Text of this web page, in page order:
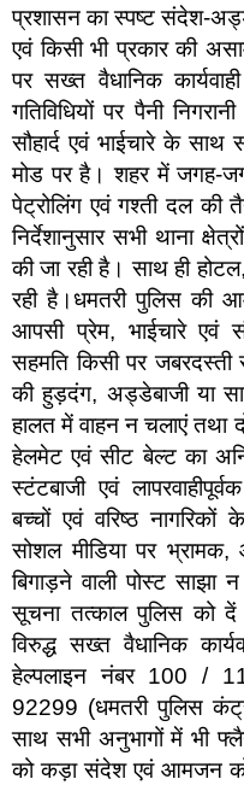
प्रशासन का स्पष्ट संदेश-
एवं किसी भी प्रकार की
पर सख्त वैधानिक
गतिविधियों पर पैनी
सौहार्द एवं भाईचारे के
मोड पर है। शहर में जगह-
पेट्रोलिंग एवं गश्ती दल की
निर्देशानुसार सभी थाना
की जा रही है। साथ ही
रही है।धमतरी पुलिस की
आपसी प्रेम, भाईचारे एवं
सहमति किसी पर जबरदस्ती
की हुड़दंग, अड्डेबाजी या
हालत में वाहन न चलाएं तथा
हेलमेट एवं सीट बेल्ट का
स्टंटबाजी एवं
बच्चों एवं वरिष्ठ
सोशल मीडिया पर भ्रामक,
बिगाड़ने वाली पोस्ट साझा
सूचना तत्काल पुलिस को
विरुद्ध सख्त वैधानिक
हेल्पलाइन नंबर 100 /
92299 (धमतरी पुलिस
साथ सभी अनुभागों में भी
को कड़ा संदेश एवं आमजन को